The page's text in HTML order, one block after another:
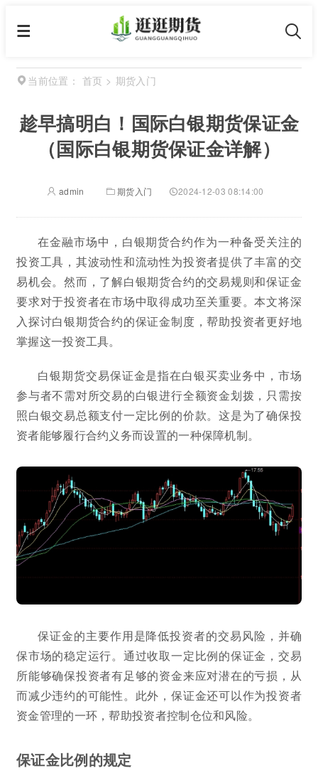
当前位置： 首页 > 期货入门
趁早搞明白！国际白银期货保证金
（国际白银期货保证金详解）
admin 期货入门 2024-12-03 08:14:00
在金融市场中，白银期货合约作为一种备受关注的
投资工具，其波动性和流动性为投资者提供了丰富的交
易机会。然而，了解白银期货合约的交易规则和保证金
要求对于投资者在市场中取得成功至关重要。本文将深
入探讨白银期货合约的保证金制度，帮助投资者更好地
掌握这一投资工具。
白银期货交易保证金是指在白银买卖业务中，市场
参与者不需对所交易的白银进行全额资金划拨，只需按
照白银交易总额支付一定比例的价款。这是为了确保投
资者能够履行合约义务而设置的一种保障机制。
保证金的主要作用是降低投资者的交易风险，并确
保市场的稳定运行。通过收取一定比例的保证金，交易
所能够确保投资者有足够的资金来应对潜在的亏损，从
而减少违约的可能性。此外，保证金还可以作为投资者
资金管理的一环，帮助投资者控制仓位和风险。
保证金比例的规定